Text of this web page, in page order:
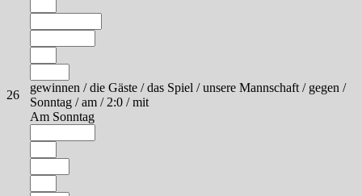
26
gewinnen / die Gäste / das Spiel / unsere Mannschaft / gegen /
Sonntag / am / 2:0 / mit
Am Sonntag